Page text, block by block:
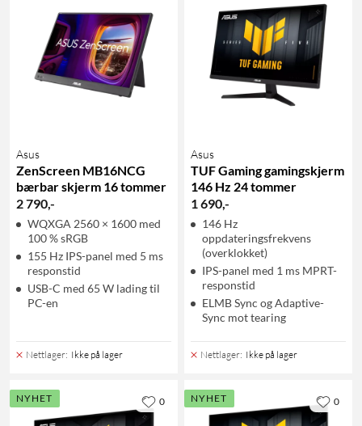
Asus
ZenScreen MB16NCG
bærbar skjerm 16 tommer
2 790,-
WQXGA 2560 × 1600 med
100 % sRGB
155 Hz IPS-panel med 5 ms
responstid
USB-C med 65 W lading til
PC-en
Nettlager: Ikke på lager
Asus
TUF Gaming gamingskjerm
146 Hz 24 tommer
1 690,-
146 Hz
oppdateringsfrekvens
(overklokket)
IPS-panel med 1 ms MPRT-
responstid
ELMB Sync og Adaptive-
Sync mot tearing
Nettlager: Ikke på lager
NYHET 0 NYHET 0